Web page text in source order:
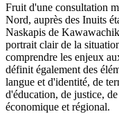
Fruit d'une consultation
Nord, auprès des Inuits
Naskapis de
portrait clair de la
comprendre les enjeux
définit également des
langue et d'identité, de
d'éducation, de justice,
économique et régional.